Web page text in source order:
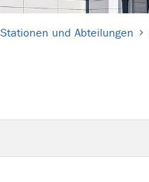
Stationen und Abteilungen